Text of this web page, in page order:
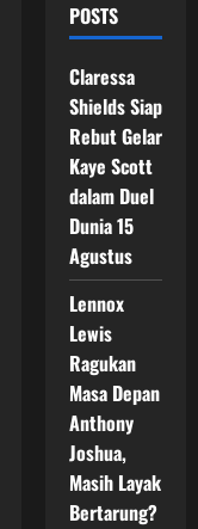
POSTS
Claressa
Shields Siap
Rebut Gelar
Kaye Scott
dalam Duel
Dunia 15
Agustus
Lennox
Lewis
Ragukan
Masa Depan
Anthony
Joshua,
Masih Layak
Bertarung?